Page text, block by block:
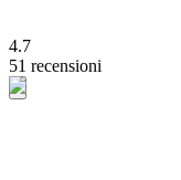
4.7
51 recensioni